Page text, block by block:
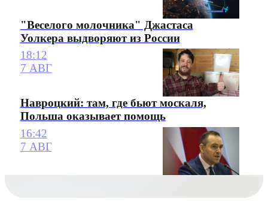
"Веселого молочника" Джастаса
Уолкера выдворяют из России
18:12
7 АВГ
Навроцкий: там, где бьют москаля,
Польша оказывает помощь
16:42
7 АВГ